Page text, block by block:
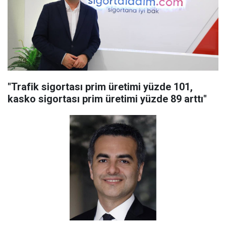
"Trafik sigortası prim üretimi yüzde 101,
kasko sigortası prim üretimi yüzde 89 arttı"